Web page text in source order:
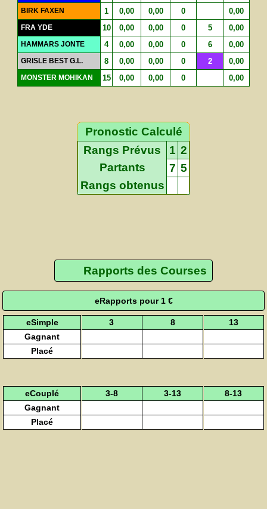
BIRK FAXEN 1 0,00 0,00 0 0,00
FRA YDE 10 0,00 0,00 0 5 0,00
HAMMARS JONTE 4 0,00 0,00 0 6 0,00
GRISLE BEST G.L. 8 0,00 0,00 0 2 0,00
MONSTER MOHIKAN 15 0,00 0,00 0 0,00
Pronostic Calculé
Rangs Prévus
1 2
Partants
7 5
Rangs obtenus
Rapports des Courses
eRapports pour 1 €
eSimple 3 8
13
Gagnant
Placé
eCouplé 3-8 3-13
8-13
Gagnant
Placé